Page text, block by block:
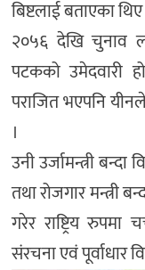
बिष्टलाई बताएका थिए
२०५६ देखि चुनाव
पटकको उमेदवारी
पराजित भएपनि
।
उनी उर्जामन्त्री
तथा रोजगार मन्त्री
गरेर राष्ट्रिय
संरचना एवं पूर्वाधार